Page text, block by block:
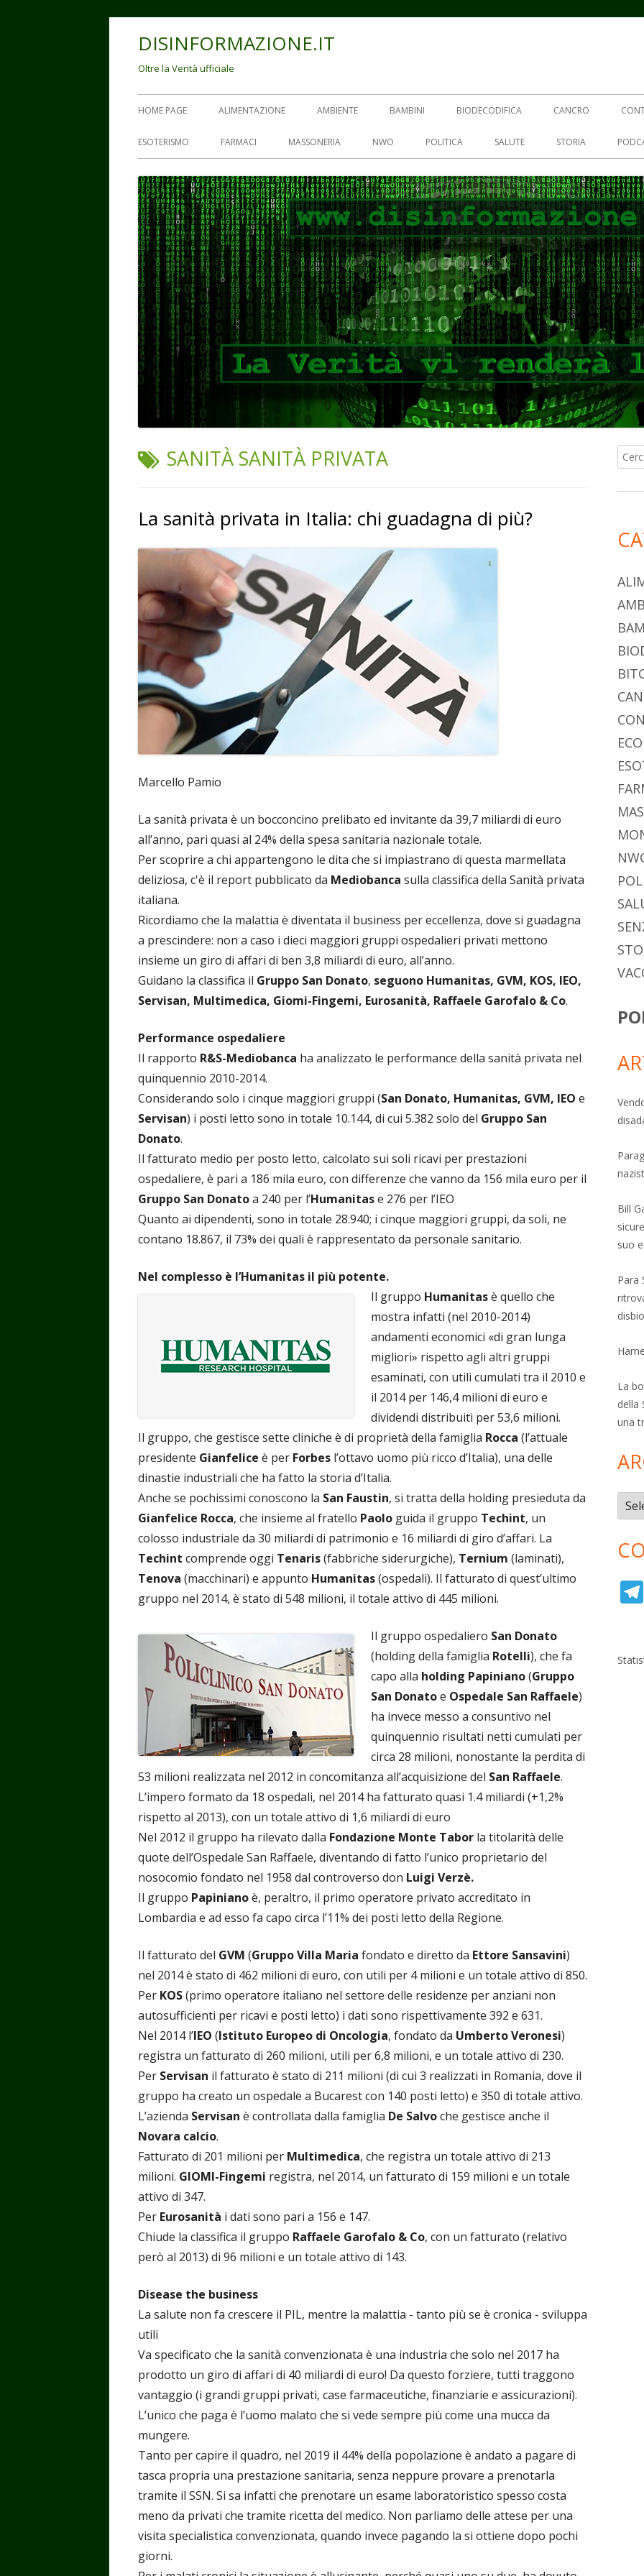
DISINFORMAZIONE.IT
Oltre la Verità ufficiale
Menu
principale
HOME PAGE ALIMENTAZIONE AMBIENTE BAMBINI BIODECODIFICA CANCRO
ESOTERISMO FARMACI MASSONERIA NWO POLITICA SALUTE STORIA
TAG:
SANITÀ SANITÀ PRIVATA
La sanità privata in Italia: chi guadagna di più?
Marcello Pamio
La sanità privata è un bocconcino prelibato ed invitante da 39,7 miliardi di euro
all’anno, pari quasi al 24% della spesa sanitaria nazionale totale.
Per scoprire a chi appartengono le dita che si impiastrano di questa marmellata
deliziosa, c'è il report pubblicato da Mediobanca sulla classifica della Sanità privata
italiana.
Ricordiamo che la malattia è diventata il business per eccellenza, dove si guadagna
a prescindere: non a caso i dieci maggiori gruppi ospedalieri privati mettono
insieme un giro di affari di ben 3,8 miliardi di euro, all’anno.
Guidano la classifica il Gruppo San Donato, seguono Humanitas, GVM, KOS, IEO,
Servisan, Multimedica, Giomi-Fingemi, Eurosanità, Raffaele Garofalo & Co.
Performance ospedaliere
Il rapporto R&S-Mediobanca ha analizzato le performance della sanità privata nel
quinquennio 2010-2014.
Considerando solo i cinque maggiori gruppi (San Donato, Humanitas, GVM, IEO e
Servisan) i posti letto sono in totale 10.144, di cui 5.382 solo del Gruppo San
Donato.
Il fatturato medio per posto letto, calcolato sui soli ricavi per prestazioni
ospedaliere, è pari a 186 mila euro, con differenze che vanno da 156 mila euro per il
Gruppo San Donatoa 240 per l’Humanitase 276 per l’IEO
Quanto ai dipendenti, sono in totale 28.940; i cinque maggiori gruppi, da soli, ne
contano 18.867, il 73% dei quali è rappresentato da personale sanitario.
Nel complesso è l’Humanitas il più potente.
Il gruppo Humanitasè quello che
mostra infatti (nel 2010-2014)
andamenti economici «di gran lunga
migliori» rispetto agli altri gruppi
esaminati, con utili cumulati tra il 2010 e
il 2014 per 146,4 milioni di euro e
dividendi distribuiti per 53,6 milioni.
Il gruppo, che gestisce sette cliniche è di proprietà della famiglia Rocca (l’attuale
presidente Gianfelice è per Forbes l’ottavo uomo più ricco d’Italia), una delle
dinastie industriali che ha fatto la storia d’Italia.
Anche se pochissimi conoscono la San Faustin, si tratta della holding presieduta da
Gianfelice Rocca, che insieme al fratello Paolo guida il gruppo Techint, un
colosso industriale da 30 miliardi di patrimonio e 16 miliardi di giro d’affari. La
Techint comprende oggi Tenaris(fabbriche siderurgiche), Ternium (laminati),
Tenova (macchinari) e appunto Humanitas(ospedali). Il fatturato di quest’ultimo
gruppo nel 2014, è stato di 548 milioni, il totale attivo di 445 milioni.
Il gruppo ospedaliero San Donato
(holding della famiglia Rotelli), che fa
capo alla holding Papiniano(Gruppo
San Donatoe Ospedale San Raffaele)
ha invece messo a consuntivo nel
quinquennio risultati netti cumulati per
circa 28 milioni, nonostante la perdita di
53 milioni realizzata nel 2012 in concomitanza all’acquisizione del San Raffaele.
L’impero formato da 18 ospedali, nel 2014 ha fatturato quasi 1.4 miliardi (+1,2%
rispetto al 2013), con un totale attivo di 1,6 miliardi di euro
Nel 2012 il gruppo ha rilevato dalla Fondazione Monte Tabor la titolarità delle
quote dell’Ospedale San Raffaele, diventando di fatto l’unico proprietario del
nosocomio fondato nel 1958 dal controverso don Luigi Verzè.
Il gruppo Papinianoè, peraltro, il primo operatore privato accreditato in
Lombardia e ad esso fa capo circa l’11% dei posti letto della Regione.
Il fatturato del GVM (Gruppo Villa Maria fondato e diretto da Ettore Sansavini)
nel 2014 è stato di 462 milioni di euro, con utili per 4 milioni e un totale attivo di 850.
Per KOS(primo operatore italiano nel settore delle residenze per anziani non
autosufficienti per ricavi e posti letto) i dati sono rispettivamente 392 e 631.
Nel 2014 l’IEO (Istituto Europeo di Oncologia, fondato da Umberto Veronesi)
registra un fatturato di 260 milioni, utili per 6,8 milioni, e un totale attivo di 230.
Per Servisan il fatturato è stato di 211 milioni (di cui 3 realizzati in Romania, dove il
gruppo ha creato un ospedale a Bucarest con 140 posti letto) e 350 di totale attivo.
L’azienda Servisan è controllata dalla famiglia De Salvoche gestisce anche il
Novara calcio.
Fatturato di 201 milioni per Multimedica, che registra un totale attivo di 213
milioni. GIOMI-Fingemi registra, nel 2014, un fatturato di 159 milioni e un totale
attivo di 347.
Per Eurosanità i dati sono pari a 156 e 147.
Chiude la classifica il gruppo Raffaele Garofalo & Co, con un fatturato (relativo
però al 2013) di 96 milioni e un totale attivo di 143.
Disease the business
La salute non fa crescere il PIL, mentre la malattia - tanto più se è cronica - sviluppa
utili
Va specificato che la sanità convenzionata è una industria che solo nel 2017 ha
prodotto un giro di affari di 40 miliardi di euro! Da questo forziere, tutti traggono
vantaggio (i grandi gruppi privati, case farmaceutiche, finanziarie e assicurazioni).
L’unico che paga è l’uomo malato che si vede sempre più come una mucca da
mungere.
Tanto per capire il quadro, nel 2019 il 44% della popolazione è andato a pagare di
tasca propria una prestazione sanitaria, senza neppure provare a prenotarla
tramite il SSN. Si sa infatti che prenotare un esame laboratoristico spesso costa
meno da privati che tramite ricetta del medico. Non parliamo delle attese per una
visita specialistica convenzionata, quando invece pagando la si ottiene dopo pochi
giorni.
per:
Bill
suo
Para
La
della
una